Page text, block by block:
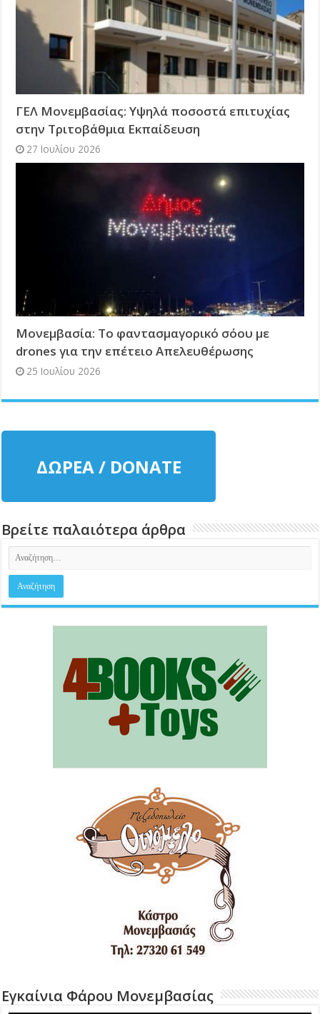
ΓΕΛ Μονεμβασίας: Υψηλά ποσοστά επιτυχίας
στην Τριτοβάθμια Εκπαίδευση
27 Ιουλίου 2026
Μονεμβασία: Το φαντασμαγορικό σόου με
drones για την επέτειο Απελευθέρωσης
25 Ιουλίου 2026
ΔΩΡΕΑ / DONATE
Βρείτε παλαιότερα άρθρα
Εγκαίνια Φάρου Μονεμβασίας